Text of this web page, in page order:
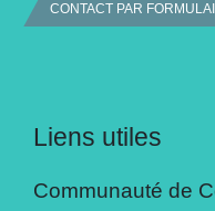
CONTACT PAR
Liens utiles
Communauté de